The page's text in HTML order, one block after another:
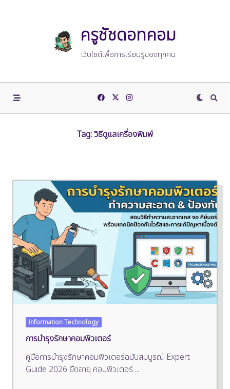
ครูชัชดอทคอม
เว็บไซต์เพื่อการเรียนรู้ของทุกคน
Tag:วิธีดูแลเครื่องพิมพ์
Information Technology
การบำรุงรักษาคอมพิวเตอร์
คู่มือการบำรุงรักษาคอมพิวเตอร์ฉบับสมบูรณ์ Expert
Guide 2026 ยืดอายุ คอมพิวเตอร์ ...